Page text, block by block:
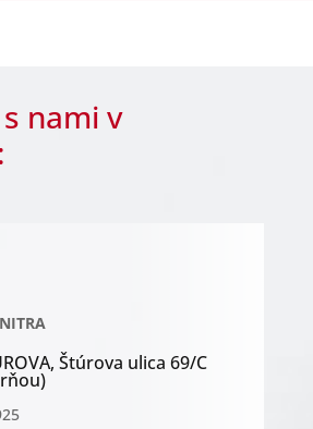
nami v
Štúrova ulica 69/C